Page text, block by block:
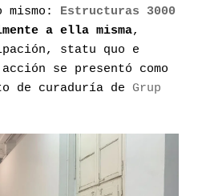
Estructuras 3000
a ella misma,
statu quo e
se presentó como
de curaduría de Grup